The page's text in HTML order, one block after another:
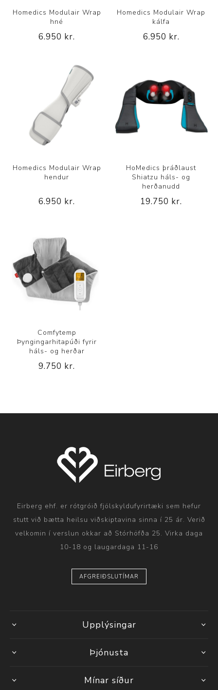
Homedics Modulair Wrap
hné
6.950 kr.
Homedics Modulair Wrap
kálfa
6.950 kr.
Homedics Modulair Wrap
hendur
6.950 kr.
HoMedics þráðlaust
Shiatzu háls- og
herðanudd
19.750 kr.
Comfytemp
Þyngingarhitapúði fyrir
háls- og herðar
9.750 kr.
Eirberg ehf. er rótgróið fjölskyldufyrirtæki sem hefur
stutt við bætta heilsu viðskiptavina sinna í 25 ár. Verið
velkomin í verslun okkar að Stórhöfða 25. Virka daga
10-18 og laugardaga 11-16
AFGREIÐSLUTÍMAR
Upplýsingar
Þjónusta
Mínar síður